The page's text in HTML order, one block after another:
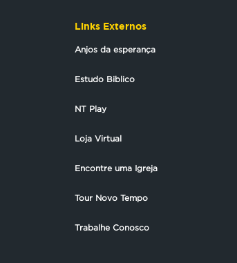
Links Externos
Anjos da esperança
Estudo Biblico
NT Play
Loja Virtual
Encontre uma Igreja
Tour Novo Tempo
Trabalhe Conosco